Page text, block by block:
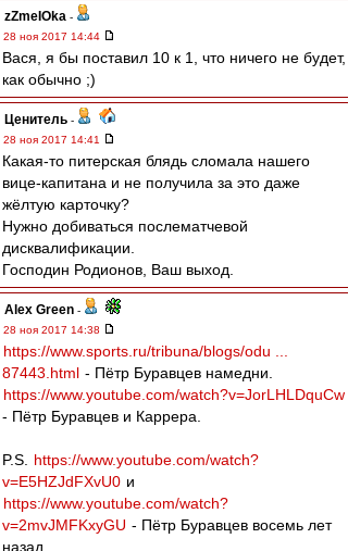
zZmeIOka -
28 ноя 2017 14:44
Вася, я бы поставил 10 к 1, что ничего не будет,
как обычно ;)
Ценитель -
28 ноя 2017 14:41
Какая-то питерская блядь сломала нашего
вице-капитана и не получила за это даже
жёлтую карточку?
Нужно добиваться послематчевой
дисквалификации.
Господин Родионов, Ваш выход.
Alex Green -
28 ноя 2017 14:38
https://www.sports.ru/tribuna/blogs/odu ...
87443.html - Пётр Буравцев намедни.
https://www.youtube.com/watch?v=JorLHLDquCw
- Пётр Буравцев и Каррера.
P.S.
https://www.youtube.com/watch?
v=E5HZJdFXvU0 и
https://www.youtube.com/watch?
v=2mvJMFKxyGU - Пётр Буравцев восемь лет
назад...